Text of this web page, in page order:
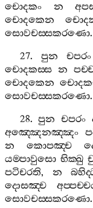
චොදකං
න
චොදකෙන
සොවචස‍්සකරණො.
27. පුන චපරං
චොදකස‍්ස න
චොදකෙන
සොවචස‍්සකරණො.
28.පුන චපරං
අඤ‍්ඤෙනඤ‍්ඤං
න
කොපඤ‍්ච
යම‍්පාවුසො භික‍්ඛු
පටිචරති, න
දොසඤ‍්ච
සොවචස‍්සකරණො.